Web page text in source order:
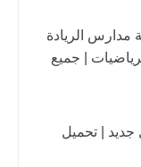
مدارس الريادة
| جميع
| تحميل